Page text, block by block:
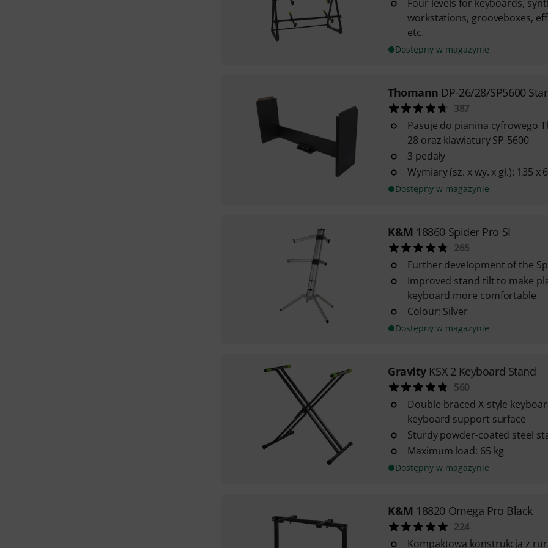
Four levels for keyboards,
workstations, grooveboxes,
etc.
Dostępny w magazynie
Thomann DP-26/28/SP5600
387
Pasuje do pianina cyfrowego
28 oraz klawiatury SP-5600
3 pedały
Wymiary (sz. x wy. x gł.): 135 x
Dostępny w magazynie
K&M 18860 Spider Pro SI
265
Further development of the
Improved stand tilt to make
keyboard more comfortable
Colour: Silver
Dostępny w magazynie
Gravity KSX 2 Keyboard Stand
560
Double-braced X-style
keyboard support surface
Sturdy powder-coated steel
Maximum load: 65 kg
Dostępny w magazynie
K&M 18820 Omega Pro Black
224
Kompaktowa konstrukcja z